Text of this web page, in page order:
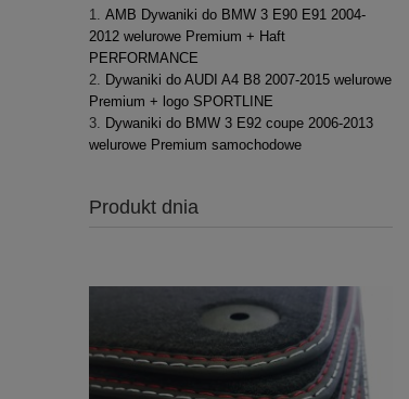
AMB Dywaniki do BMW 3 E90 E91 2004-
2012 welurowe Premium + Haft
PERFORMANCE
Dywaniki do AUDI A4 B8 2007-2015 welurowe
Premium + logo SPORTLINE
Dywaniki do BMW 3 E92 coupe 2006-2013
welurowe Premium samochodowe
Produkt dnia